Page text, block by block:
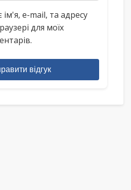
e-mail, та адресу
для моїх
відгук